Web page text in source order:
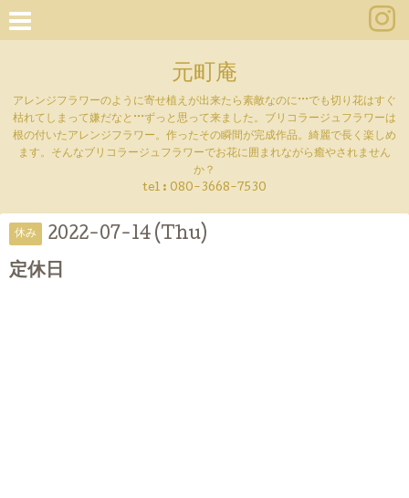
元町庵
アレンジフラワーのように寄せ植えが出来たら素敵なのに···でも切り花はすぐ
枯れてしまって嫌だなと···ずっと思って来ました。ブリコラージュフラワーは
根の付いたアレンジフラワー。作ったその瞬間が完成作品。綺麗で長く楽しめ
ます。そんなブリコラージュフラワーでお花に囲まれながら癒やされません
か？
tel : 080-3668-7530
休み 2022-07-14 (Thu)
定休日